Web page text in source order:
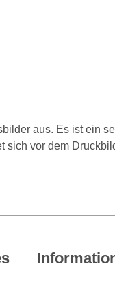
aus. Es ist ein
vor dem